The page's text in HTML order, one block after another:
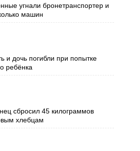
угнали бронетранспортер и
машин
и дочь погибли при попытке
ребёнка
сбросил 45 килограммов
хлебцам